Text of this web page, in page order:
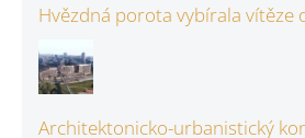
Hvězdná porota vybírala vítěze
Architektonicko-urbanistický